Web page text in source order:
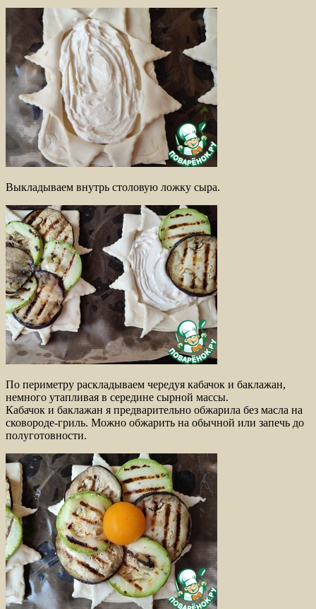
Выкладываем внутрь столовую ложку сыра.
По периметру раскладываем чередуя кабачок и баклажан,
немного утапливая в середине сырной массы.
Кабачок и баклажан я предварительно обжарила без масла на
сковороде-гриль. Можно обжарить на обычной или запечь до
полуготовности.